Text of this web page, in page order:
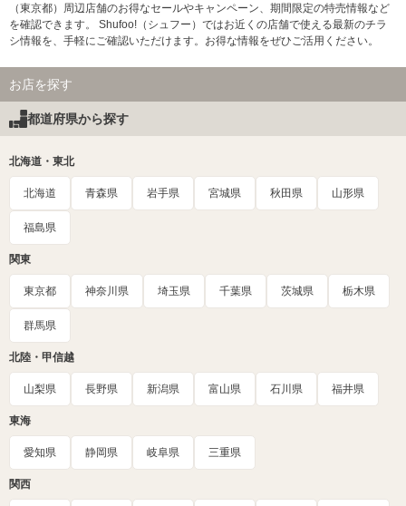
（東京都）周辺店舗のお得なセールやキャンペーン、期間限定の特売情報など
を確認できます。 Shufoo!（シュフー）ではお近くの店舗で使える最新のチラ
シ情報を、手軽にご確認いただけます。お得な情報をぜひご活用ください。
お店を探す
都道府県から探す
北海道・東北
北海道 青森県 岩手県 宮城県 秋田県 山形県
福島県
関東
東京都 神奈川県 埼玉県 千葉県 茨城県 栃木県
群馬県
北陸・甲信越
山梨県 長野県 新潟県 富山県 石川県 福井県
東海
愛知県 静岡県 岐阜県 三重県
関西